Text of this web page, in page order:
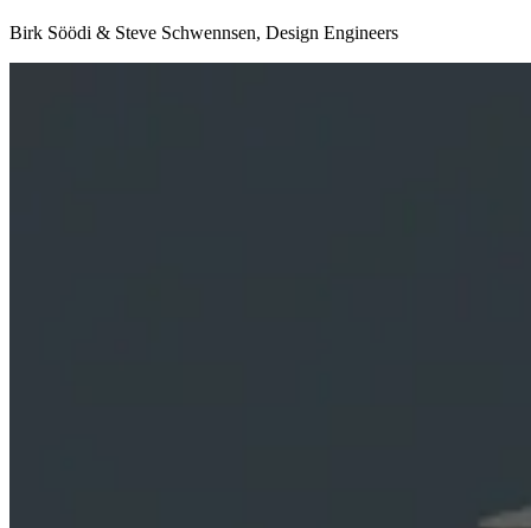
Birk Söödi & Steve Schwennsen, Design Engineers